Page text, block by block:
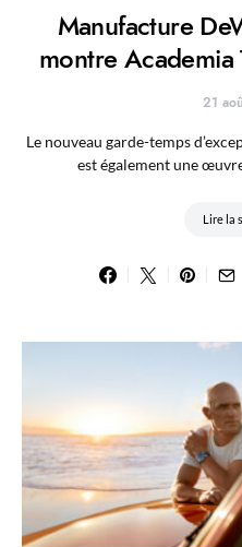
Manufacture
montre Academia
21
Le nouveau garde-temps
est également une
Lire la